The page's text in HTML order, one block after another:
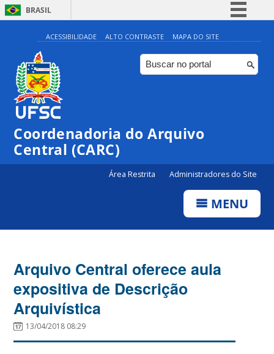
BRASIL
Simplifique!
Comunica BR
Participe
Canais
ACESSIBILIDADE ALTO CONTRASTE MAPA DO SITE
Coordenadoria do Arquivo
Central (CARC)
Área Restrita Administradores do Site
MENU
Arquivo Central oferece aula
expositiva de Descrição
Arquivística
13/04/2018 08:29